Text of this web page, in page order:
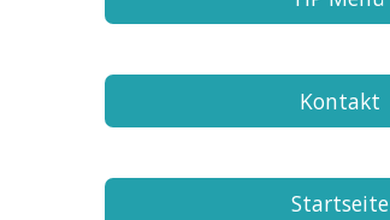
Kontakt
Startseite